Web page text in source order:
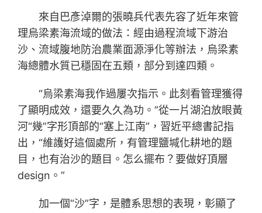
來自巴彥淖爾的張曉兵代表先容了近年來管
理烏梁素海流域的做法：經由過程流域下游治
沙、流域腹地防治農業面源淨化等辦法，烏梁素
海總體水質已穩固在五類，部分到達四類。
“烏梁素海我作過屢次指示。此刻看管理獲得
了顯明成效，還要久久為功。”從一片湖泊放眼黃
河“幾”字形頂部的“塞上江南”，習近平總書記指
出，“維護好這個處所，有管理鹽堿化耕地的題
目，也有治沙的題目。怎么擺布？要做好頂層
design。”
加一個“沙”字，是體系思想的表現，彰顯了